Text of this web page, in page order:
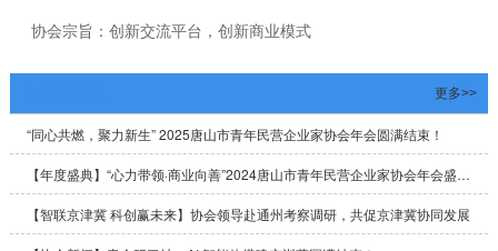
协会宗旨：创新交流平台，创新商业模式
更多>>
“同心共燃，聚力新生” 2025唐山市青年民营企业家协会年会圆满结束！
【年度盛典】“心力带领·商业向善”2024唐山市青年民营企业家协会年会盛大召开
【智联京津冀 科创赢未来】协会领导赴通州考察调研，共促京津冀协同发展